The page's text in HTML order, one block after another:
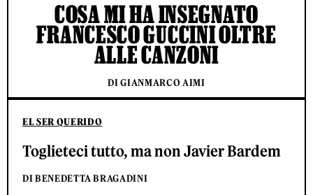
EL SER QUERIDO
Toglieteci tutto, ma non Javier Bardem
DI BENEDETTA BRAGADINI
COSA MI HA INSEGNATO
FRANCESCO GUCCINI OLTRE
ALLE CANZONI
DI GIANMARCO AIMI